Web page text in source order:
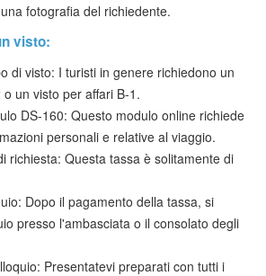
fotografia del richiedente.
visto:
di visto: I turisti in genere richiedono un
un visto per affari B-1.
DS-160: Questo modulo online richiede
personali e relative al viaggio.
richiesta: Questa tassa è solitamente di
Dopo il pagamento della tassa, si
presso l'ambasciata o il consolato degli
Presentatevi preparati con tutti i